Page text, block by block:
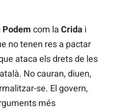
Podem com la Crida i
no tenen res a pactar
ataca els drets de les
No cauran, diuen,
se. El govern,
més